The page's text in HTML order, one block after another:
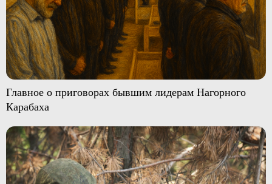
Главное о приговорах бывшим лидерам Нагорного
Карабаха